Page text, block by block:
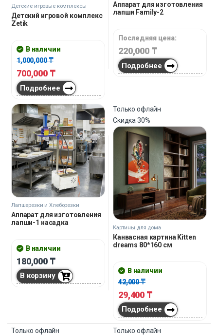
Детские игровые комплексы
Детский игровой комплекс
Zetik
В наличии
1,000,000₸
700,000 ₸
Подробнее
Аппарат для изготовления
лапши Family-2
Последняя цена:
220,000 ₸
Подробнее
Лапшерезки и Хлеборезки
Аппарат для изготовления
лапши-1 насадка
В наличии
180,000 ₸
В корзину
Только офлайн
Скидка30%
Картины для дома
Канвасная картина Kitten
dreams 80*160 см
В наличии
42,000₸
29,400 ₸
Подробнее
Только офлайн
Только офлайн